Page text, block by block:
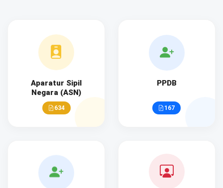
Aparatur Sipil
Negara (ASN)
634
PPDB
167